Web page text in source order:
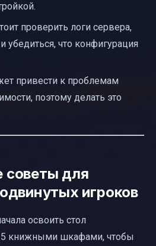
проверить логи сервера,
убедиться, что конфигурация
привести к проблемам
поэтому делать это
советы для
игроков
освоить стол
книжными шкафами, чтобы